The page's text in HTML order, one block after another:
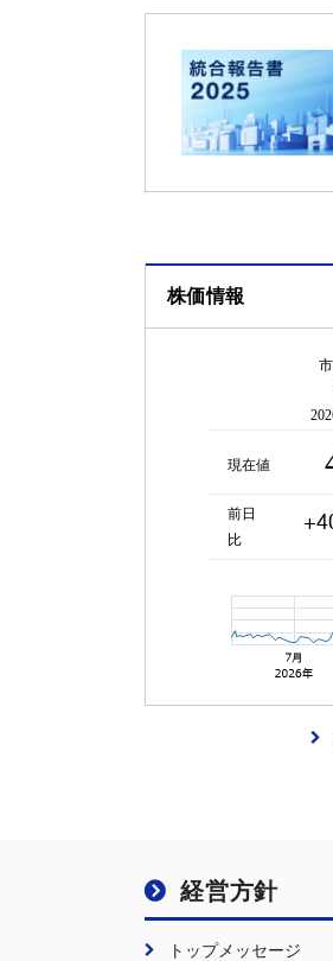
株価情報
経営方針
トップメッセージ